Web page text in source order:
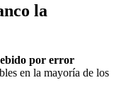
la
por error
en la mayoría de los